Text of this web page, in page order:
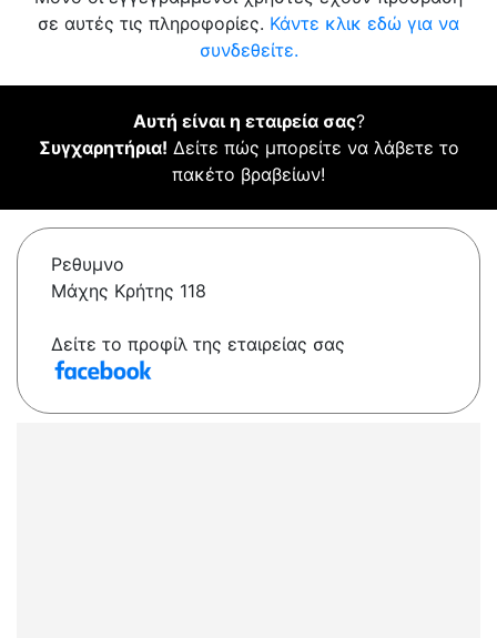
σε αυτές τις πληροφορίες. Κάντε κλικ εδώ για να
συνδεθείτε.
Αυτή είναι η εταιρεία σας?
Συγχαρητήρια! Δείτε πώς μπορείτε να λάβετε το
πακέτο βραβείων!
Ρεθυμνο
Μάχης Κρήτης 118
Δείτε το προφίλ της εταιρείας σας